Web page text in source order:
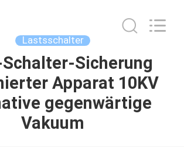
Lastsschalter
Sicherung
Apparat 10KV
gegenwärtige
Vakuum